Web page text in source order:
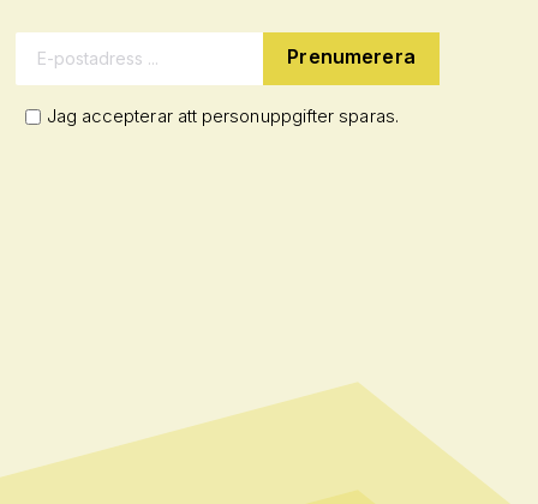
E-postadress:
Jag accepterar att personuppgifter sparas.